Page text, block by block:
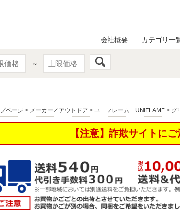
～
会社概要 カテゴリ一
ページ > メーカー／アウトドア > ユニフレーム UNIFLAME > グ
【注意】詐欺サイトに